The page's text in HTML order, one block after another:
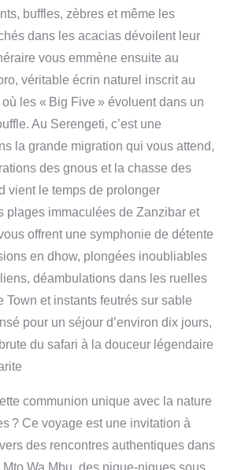
buffles, zèbres et même les
dans les acacias dévoilent leur
vous emmène ensuite au
véritable écrin naturel inscrit au
les « Big Five » évoluent dans un
Au Serengeti, c’est une
la grande migration qui vous attend,
des gnous et la chasse des
vient le temps de prolonger
plages immaculées de Zanzibar et
offrent une symphonie de détente
en dhow, plongées inoubliables
déambulations dans les ruelles
Town et instants feutrés sur sable
pour un séjour d’environ dix jours,
du safari à la douceur légendaire
communion unique avec la nature
? Ce voyage est une invitation à
des rencontres authentiques dans